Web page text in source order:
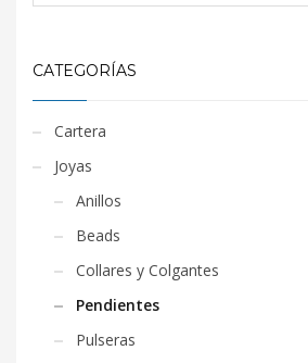
CATEGORÍAS
Cartera
Joyas
Anillos
Beads
Collares y Colgantes
Pendientes
Pulseras